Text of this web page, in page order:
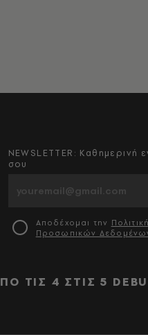
NEWSLETTER:
σου
Αποδέχομαι την
Προσωπικών
ΤΙΣ 4 ΣΤΙΣ 5